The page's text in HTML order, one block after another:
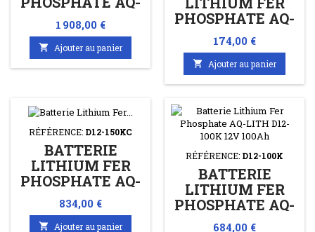
LITH D12-300K
12V 300AH
Prix
1 908,00 €
 Ajouter au panier
PHOSPHATE AQ-
LITH D12-20K
12V 20AH
Prix
174,00 €
 Ajouter au panier
RÉFÉRENCE: D12-150KC
BATTERIE
LITHIUM FER
PHOSPHATE AQ-
LITH D12-150KC
12V 150AH
Prix
834,00 €
 Ajouter au panier
RÉFÉRENCE: D12-100K
BATTERIE
LITHIUM FER
PHOSPHATE AQ-
LITH D12-100K
Prix
684,00 €